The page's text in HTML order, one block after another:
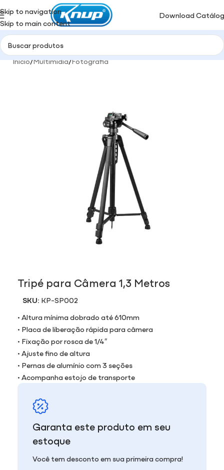
Skip to navigation
Skip to main content
Download
Início/Multimidia/Fotografia
Tripé para Câmera 1,3 Metros
SKU: KP-SP002
• Altura mínima dobrado até 610mm
• Placa de liberação rápida para câmera
• Fixação por rosca de 1/4″
• Ajuste fino de altura
• Pernas de alumínio com 3 seções
• Acompanha estojo de transporte
Garanta este produto em seu
estoque
Você tem desconto em sua primeira compra!